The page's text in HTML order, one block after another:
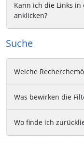
Kann ich die Links
anklicken?
Suche
Welche
Was bewirken die
Wo finde ich